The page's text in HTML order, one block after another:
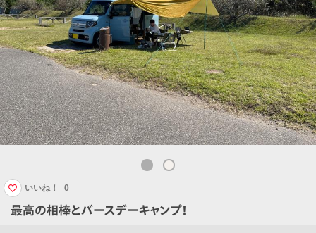
最高の相棒とバースデーキャンプ！
いいね！ 0